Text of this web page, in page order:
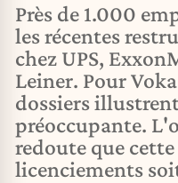
Près de 1.000
les récentes
chez UPS,
Leiner. Pour
dossiers
préoccupante.
redoute que cette
licenciements